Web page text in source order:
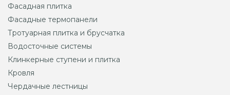
Фасадная плитка
Фасадные термопанели
Тротуарная плитка и брусчатка
Водосточные системы
Клинкерные ступени и плитка
Кровля
Чердачные лестницы